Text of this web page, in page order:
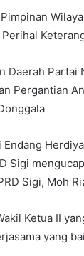
Daerah
Pergantian
Sigi
Sigi, Moh
Ketua II
yang